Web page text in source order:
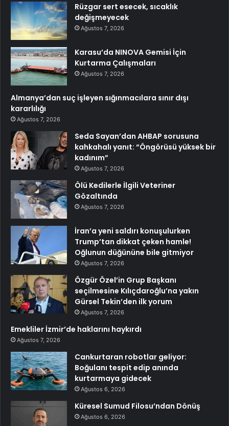
Rüzgar sert esecek, sıcaklık
değişmeyecek
Ağustos 7, 2026
Karasu’da NINOVA Gemisi İçin
Kurtarma Çalışmaları
Ağustos 7, 2026
Almanya’dan suç işleyen sığınmacılara sınır dışı
kararlılığı
Ağustos 7, 2026
Seda Sayan’dan AHBAP sorusuna
kahkahalı yanıt: “Öngörüsü yüksek bir
kadınım”
Ağustos 7, 2026
Ölü Kedilerle İlgili Veteriner
Gözaltında
Ağustos 7, 2026
İran’a yeni saldırı konuşulurken
Trump’tan dikkat çeken hamle!
Oğlunun düğününe bile gitmiyor
Ağustos 7, 2026
Özgür Özel’in Grup Başkanı
seçilmesine Kılıçdaroğlu’na yakın
Gürsel Tekin’den ilk yorum
Ağustos 7, 2026
Emekliler İzmir’de haklarını haykırdı
Ağustos 7, 2026
Cankurtaran robotlar geliyor:
Boğulanı tespit edip anında
kurtarmaya gidecek
Ağustos 6, 2026
Küresel Sumud Filosu’ndan Dönüş
Ağustos 6, 2026